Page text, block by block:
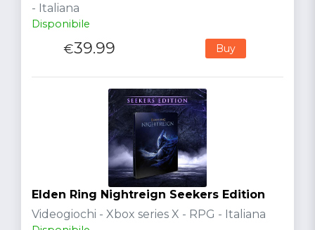
- Italiana
Disponibile
€39.99 Buy
Elden Ring Nightreign Seekers Edition
Videogiochi - Xbox series X - RPG - Italiana